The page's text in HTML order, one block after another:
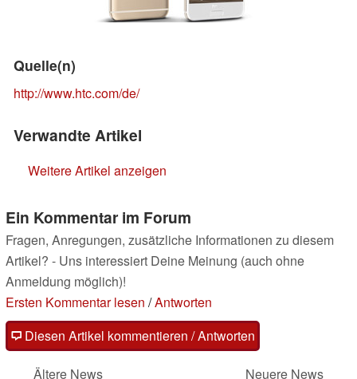
Quelle(n)
http://www.htc.com/de/
Verwandte Artikel
Weitere Artikel anzeigen
Ein Kommentar im Forum
Fragen, Anregungen, zusätzliche Informationen zu diesem
Artikel? - Uns interessiert Deine Meinung (auch ohne
Anmeldung möglich)!
Ersten Kommentar lesen /Antworten
Diesen Artikel kommentieren / Antworten
Ältere News
Neuere News